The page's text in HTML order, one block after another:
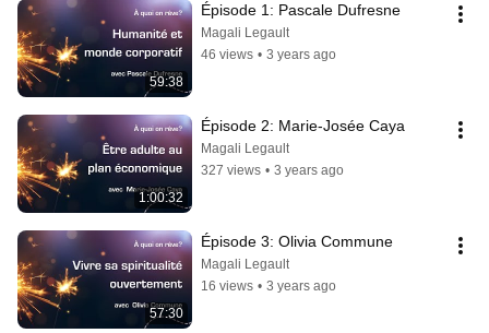
59:38
Épisode 1: Pascale Dufresne
Magali Legault
46 views • 3 years ago
1:00:32
Épisode 2: Marie-Josée Caya
Magali Legault
327 views • 3 years ago
57:30
Épisode 3: Olivia Commune
Magali Legault
16 views • 3 years ago